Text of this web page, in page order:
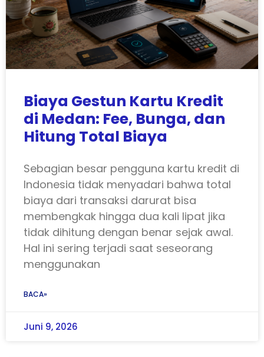
Biaya Gestun Kartu Kredit
di Medan: Fee, Bunga, dan
Hitung Total Biaya
Sebagian besar pengguna kartu kredit di
Indonesia tidak menyadari bahwa total
biaya dari transaksi darurat bisa
membengkak hingga dua kali lipat jika
tidak dihitung dengan benar sejak awal.
Hal ini sering terjadi saat seseorang
menggunakan
BACA»
Juni 9, 2026